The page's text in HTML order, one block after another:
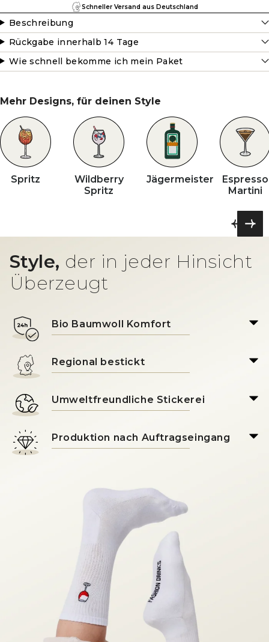
Schneller Versand aus Deutschland
Beschreibung
Rückgabe innerhalb 14 Tage
Wie schnell bekomme ich mein Paket
Mehr Designs, für deinen Style
Spritz
Wildberry
Spritz
Jägermeister
Espresso
Martini
Style, der in jeder Hinsicht
Überzeugt
Bio Baumwoll Komfort
Regional bestickt
Umweltfreundliche Stickerei
Produktion nach Auftragseingang